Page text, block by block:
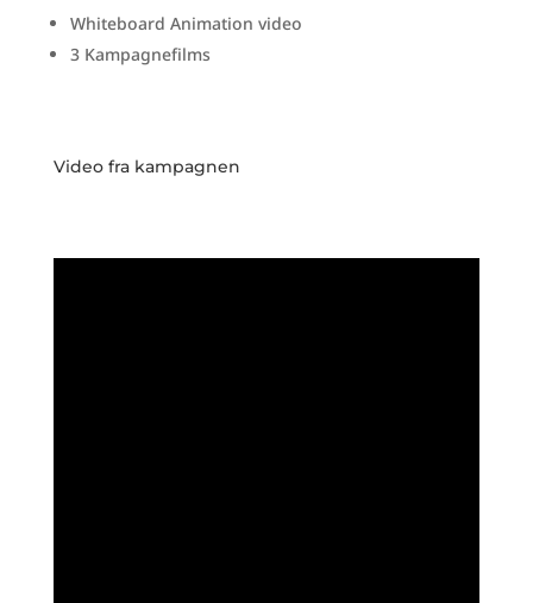
Whiteboard Animation video
3 Kampagnefilms
Video fra kampagnen